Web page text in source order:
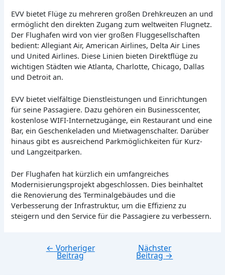
EVV bietet Flüge zu mehreren großen Drehkreuzen an und
ermöglicht den direkten Zugang zum weltweiten Flugnetz.
Der Flughafen wird von vier großen Fluggesellschaften
bedient: Allegiant Air, American Airlines, Delta Air Lines
und United Airlines. Diese Linien bieten Direktflüge zu
wichtigen Städten wie Atlanta, Charlotte, Chicago, Dallas
und Detroit an.
EVV bietet vielfältige Dienstleistungen und Einrichtungen
für seine Passagiere. Dazu gehören ein Businesscenter,
kostenlose WIFI-Internetzugänge, ein Restaurant und eine
Bar, ein Geschenkeladen und Mietwagenschalter. Darüber
hinaus gibt es ausreichend Parkmöglichkeiten für Kurz-
und Langzeitparken.
Der Flughafen hat kürzlich ein umfangreiches
Modernisierungsprojekt abgeschlossen. Dies beinhaltet
die Renovierung des Terminalgebäudes und die
Verbesserung der Infrastruktur, um die Effizienz zu
steigern und den Service für die Passagiere zu verbessern.
Beitragsnavigation
← Vorheriger
Beitrag
Nächster
Beitrag→